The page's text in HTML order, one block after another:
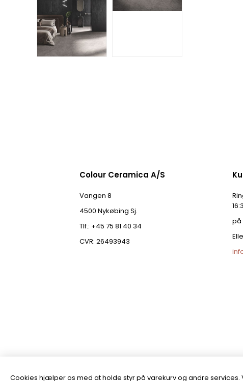
Colour Ceramica A/S
Vangen 8
4500 Nykøbing Sj.
Tlf.: +45 75 81 40 34
CVR: 26493943
på
Cookies hjælper os med at holde styr på varekurv og andre